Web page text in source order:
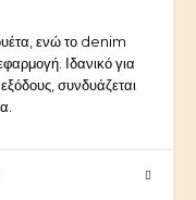
ενώ το denim
Ιδανικό για
συνδυάζεται